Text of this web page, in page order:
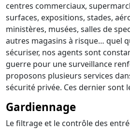
centres commerciaux,
surfaces, expositions, stades,
ministères, musées, salles de
autres magasins à risque… quel
sécuriser, nos agents sont
guerre pour une surveillance
proposons plusieurs services
sécurité privée. Ces dernier sont
Gardiennage
Le filtrage et le contrôle des